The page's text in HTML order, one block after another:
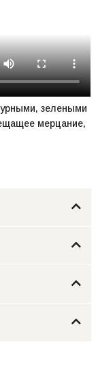
зелеными
мерцание,